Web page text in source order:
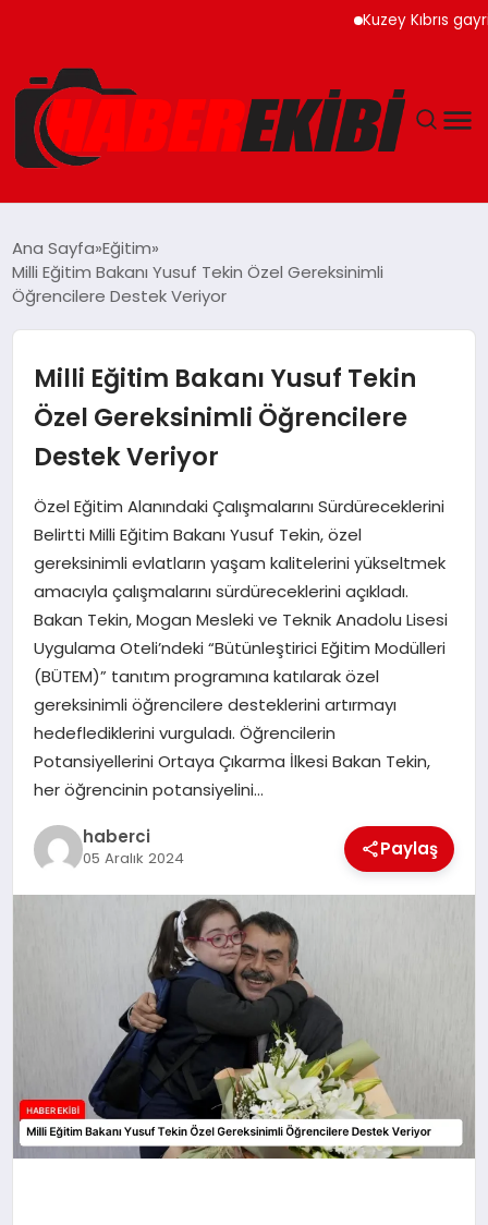
Kuzey Kıbrıs
GÜNCEL
EKONOMI
MAGAZIN
SAĞLIK
SPOR
TEKNOLOJI
YAŞAM
Ana Sayfa Eğitim
Milli Eğitim Bakanı Yusuf Tekin Özel Gereksinimli
Öğrencilere Destek Veriyor
Milli Eğitim Bakanı Yusuf Tekin
Özel Gereksinimli Öğrencilere
Destek Veriyor
Özel Eğitim Alanındaki Çalışmalarını Sürdüreceklerini
Belirtti Milli Eğitim Bakanı Yusuf Tekin, özel
gereksinimli evlatların yaşam kalitelerini yükseltmek
amacıyla çalışmalarını sürdüreceklerini açıkladı.
Bakan Tekin, Mogan Mesleki ve Teknik Anadolu Lisesi
Uygulama Oteli’ndeki “Bütünleştirici Eğitim Modülleri
(BÜTEM)” tanıtım programına katılarak özel
gereksinimli öğrencilere desteklerini artırmayı
hedeflediklerini vurguladı. Öğrencilerin
Potansiyellerini Ortaya Çıkarma İlkesi Bakan Tekin,
her öğrencinin potansiyelini…
haberci
05 Aralık 2024 Paylaş